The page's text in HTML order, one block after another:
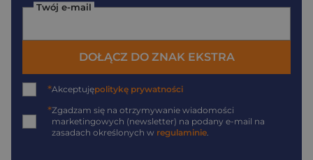
Twój e-mail
DOŁĄCZ DO ZNAK EKSTRA
*Akceptujępolitykę prywatności
*Zgadzam się na otrzymywanie wiadomości
marketingowych (newsletter) na podany e-mail na
zasadach określonych w regulaminie.